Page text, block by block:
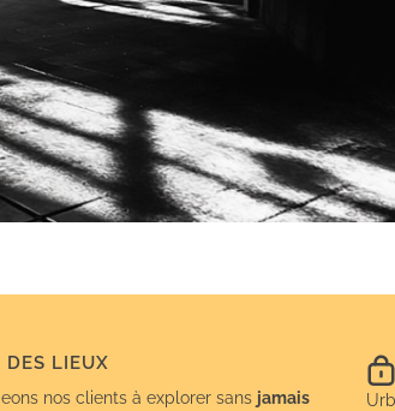
DES LIEUX
nos clients à explorer sans jamais